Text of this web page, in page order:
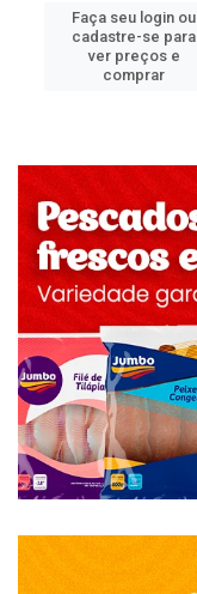
Faça seu login ou
cadastre-se para
ver preços e
comprar